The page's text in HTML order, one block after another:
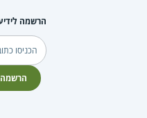
הרשמה
דוא"ל
הרשמה